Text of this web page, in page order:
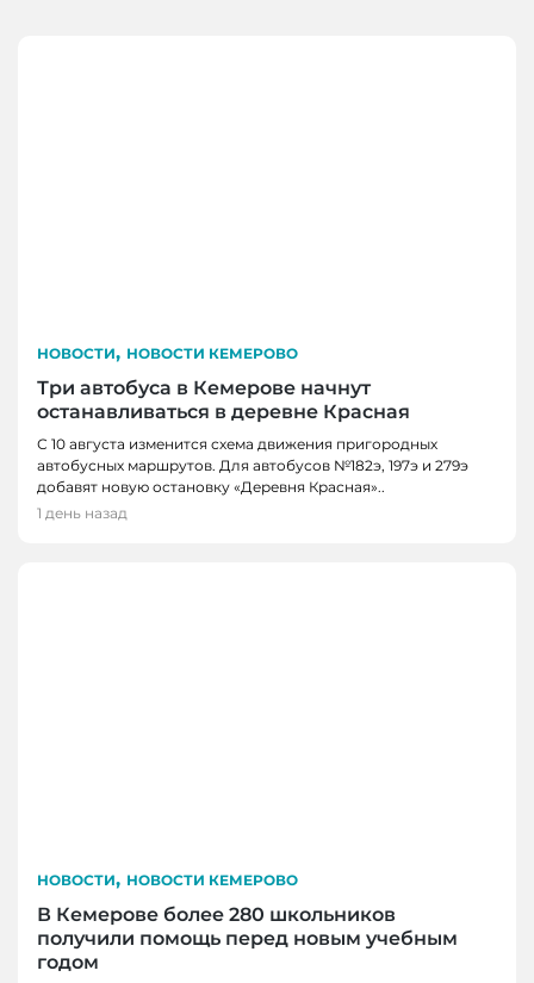
НОВОСТИ, НОВОСТИ КЕМЕРОВО
Три автобуса в Кемерове начнут
останавливаться в деревне Красная
С 10 августа изменится схема движения пригородных
автобусных маршрутов. Для автобусов №182э, 197э и 279э
добавят новую остановку «Деревня Красная»..
1 день назад
НОВОСТИ, НОВОСТИ КЕМЕРОВО
В Кемерове более 280 школьников
получили помощь перед новым учебным
годом